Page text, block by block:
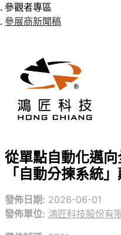
參觀者專區
參展商新聞稿
從單點自動化邁
「自動分揀系統
發佈日期: 2026-06-01
發佈單位: 鴻匠科技股份有